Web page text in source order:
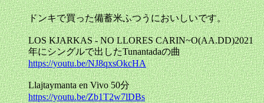
ドンキで買った備蓄米ふつうにおいしいです。
LOS KJARKAS - NO LLORES CARIN~O(AA.DD)2021
年にシングルで出したTunantadaの曲
https://youtu.be/NJ8qxsOkcHA
Llajtaymanta en Vivo 50分
https://youtu.be/Zb1T2w7lDBs